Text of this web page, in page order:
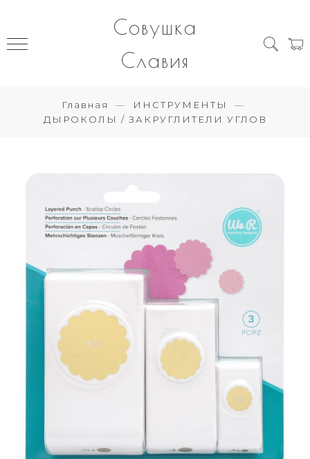
Совушка
Славия
Главная
ИНСТРУМЕНТЫ
ДЫРОКОЛЫ / ЗАКРУГЛИТЕЛИ УГЛОВ